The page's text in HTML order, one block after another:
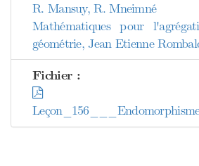
R. Mansuy, R. Mneimné
Mathématiques pour
géométrie, Jean Etienne
Fichier :